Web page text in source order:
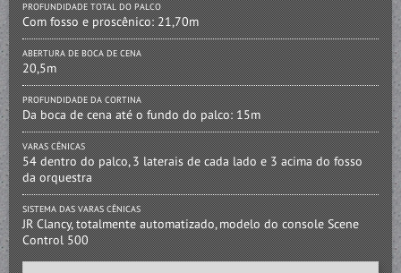
PROFUNDIDADE TOTAL DO PALCO
Com fosso e proscênico: 21,70m
ABERTURA DE BOCA DE CENA
20,5m
PROFUNDIDADE DA CORTINA
Da boca de cena até o fundo do palco: 15m
VARAS CÊNICAS
54 dentro do palco, 3 laterais de cada lado e 3 acima do fosso
da orquestra
SISTEMA DAS VARAS CÊNICAS
JR Clancy, totalmente automatizado, modelo do console Scene
Control 500